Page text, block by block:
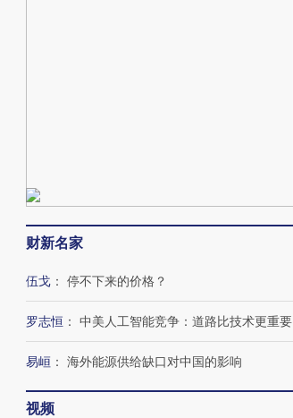
财新名家
伍戈 ： 停不下来的价格？
罗志恒 ： 中美人工智能竞争：道路比技术更重要
易峘 ： 海外能源供给缺口对中国的影响
视频